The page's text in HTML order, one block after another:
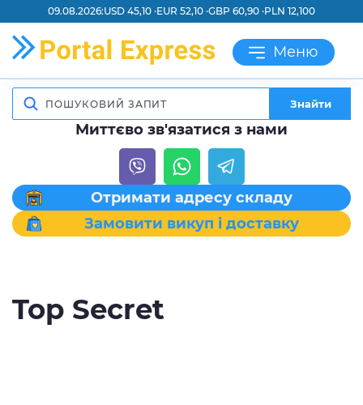
09.08.2026:USD 45,10 ·EUR 52,10 ·GBP 60,90 ·PLN 12,100
Меню
Знайти
Миттєво зв'язатися з нами
Отримати адресу складу
Замовити викуп і доставку
Top Secret